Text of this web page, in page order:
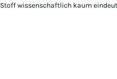
Stoff wissenschaftlich kaum